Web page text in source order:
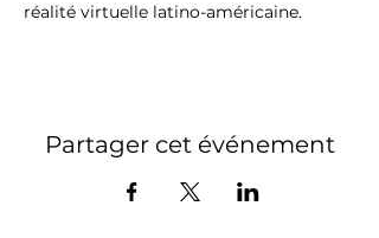
réalité virtuelle latino-américaine.
Partager cet événement